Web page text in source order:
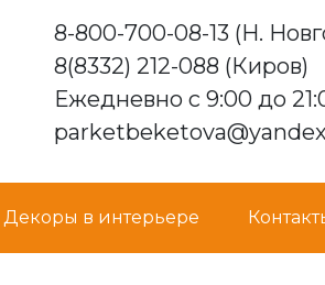
8-800-700-08-13 (Н.
8(8332) 212-088 (Киров)
Ежедневно с 9:00 до
Декоры в интерьере